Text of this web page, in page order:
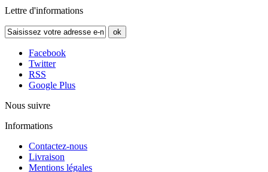
Lettre d'informations
ok
Facebook
Twitter
RSS
Google Plus
Nous suivre
Informations
Contactez-nous
Livraison
Mentions légales